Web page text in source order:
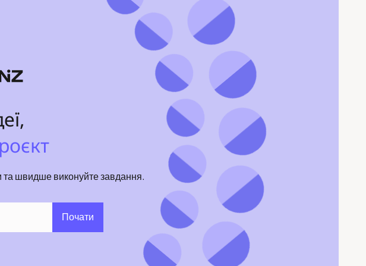
та швидше виконуйте завдання.
Почати